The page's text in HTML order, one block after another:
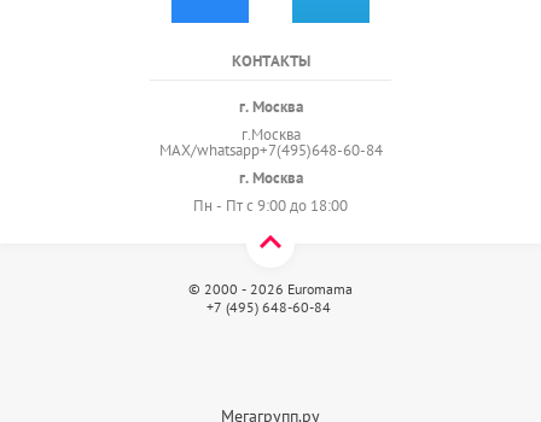
КОНТАКТЫ
г. Москва
г.Москва
MAX/whatsapp+7(495)648-60-84
г. Москва
Пн - Пт с 9:00 до 18:00
© 2000 - 2026 Euromama
+7 (495) 648-60-84
Мегагрупп.ру